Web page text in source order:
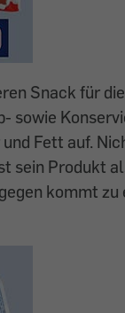
Snack für
sowie
Fett auf.
sein Produkt
kommt zu